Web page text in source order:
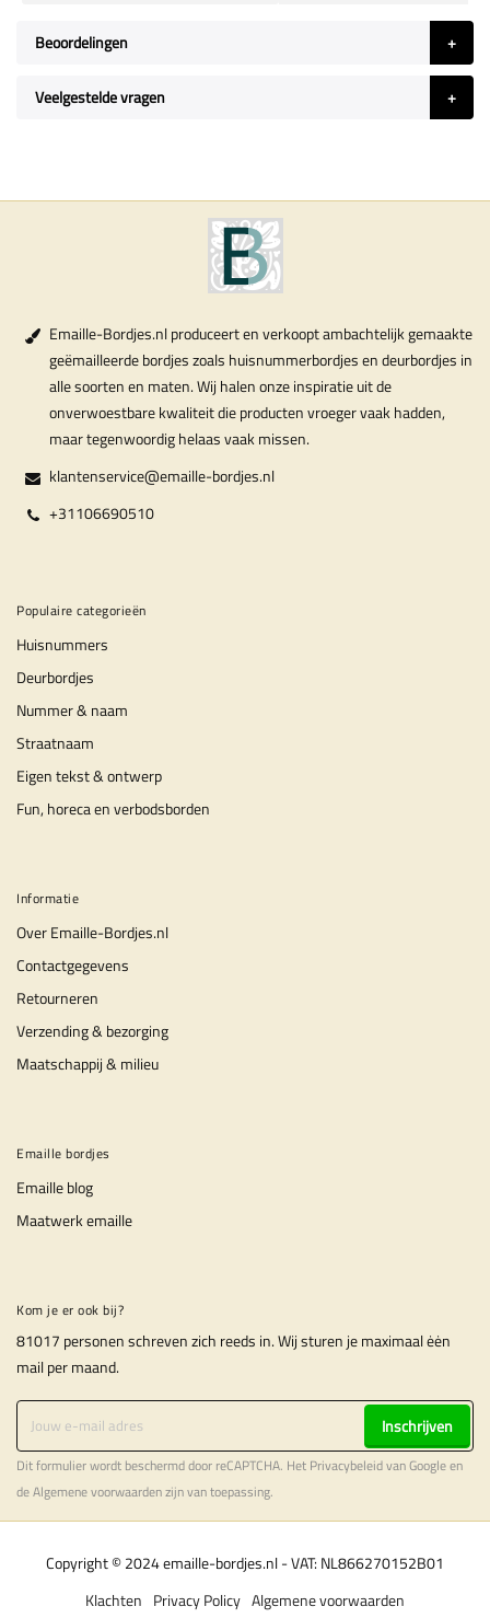
Beoordelingen
Veelgestelde vragen
Emaille-Bordjes.nl produceert en verkoopt ambachtelijk gemaakte
geëmailleerde bordjes zoals huisnummerbordjes en deurbordjes in
alle soorten en maten. Wij halen onze inspiratie uit de
onverwoestbare kwaliteit die producten vroeger vaak hadden,
maar tegenwoordig helaas vaak missen.
klantenservice@emaille-bordjes.nl
+31106690510
Populaire categorieën
Huisnummers
Deurbordjes
Nummer & naam
Straatnaam
Eigen tekst & ontwerp
Fun, horeca en verbodsborden
Informatie
Over Emaille-Bordjes.nl
Contactgegevens
Retourneren
Verzending & bezorging
Maatschappij & milieu
Emaille bordjes
Emaille blog
Maatwerk emaille
Kom je er ook bij?
81017 personen schreven zich reeds in. Wij sturen je maximaal ėėn
mail per maand.
Inschrijven
Dit formulier wordt beschermd door reCAPTCHA. Het Privacybeleidvan Google en
deAlgemene voorwaardenzijn van toepassing.
Copyright © 2024 emaille-bordjes.nl - VAT: NL866270152B01
Algemene voorwaarden
Privacy Policy
Klachten